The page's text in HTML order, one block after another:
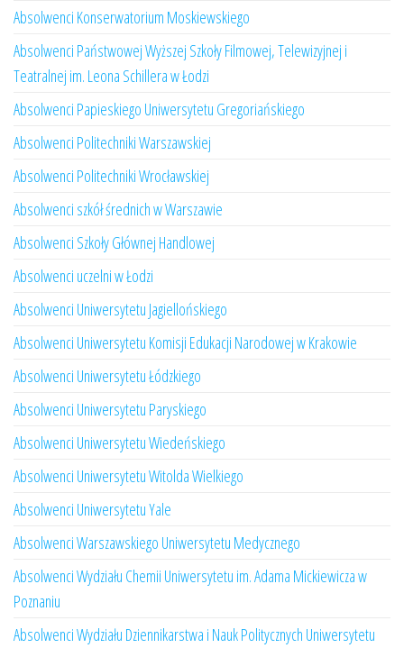
Absolwenci Konserwatorium Moskiewskiego
Absolwenci Państwowej Wyższej Szkoły Filmowej, Telewizyjnej i
Teatralnej im. Leona Schillera w Łodzi
Absolwenci Papieskiego Uniwersytetu Gregoriańskiego
Absolwenci Politechniki Warszawskiej
Absolwenci Politechniki Wrocławskiej
Absolwenci szkół średnich w Warszawie
Absolwenci Szkoły Głównej Handlowej
Absolwenci uczelni w Łodzi
Absolwenci Uniwersytetu Jagiellońskiego
Absolwenci Uniwersytetu Komisji Edukacji Narodowej w Krakowie
Absolwenci Uniwersytetu Łódzkiego
Absolwenci Uniwersytetu Paryskiego
Absolwenci Uniwersytetu Wiedeńskiego
Absolwenci Uniwersytetu Witolda Wielkiego
Absolwenci Uniwersytetu Yale
Absolwenci Warszawskiego Uniwersytetu Medycznego
Absolwenci Wydziału Chemii Uniwersytetu im. Adama Mickiewicza w
Poznaniu
Absolwenci Wydziału Dziennikarstwa i Nauk Politycznych Uniwersytetu